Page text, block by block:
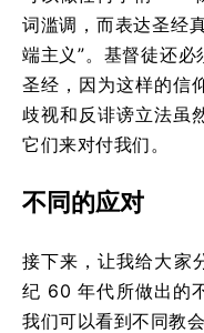
词滥调，而表达圣经
端主义”。基督徒还
圣经，因为这样的信
歧视和反诽谤立法虽
它们来对付我们。
不同的应对
接下来，让我给大家
纪 60 年代所做出的
我们可以看到不同教